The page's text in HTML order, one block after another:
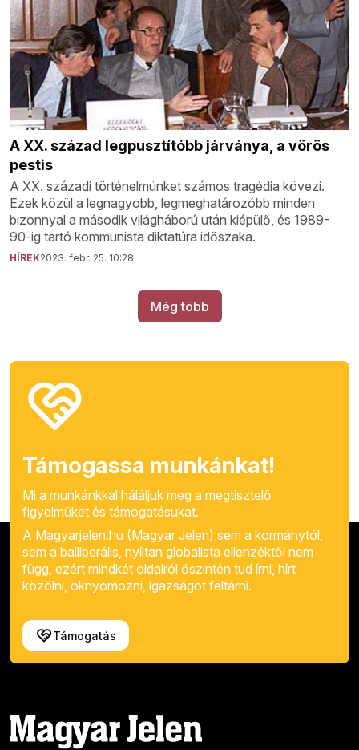
A XX. század legpusztítóbb járványa, a vörös
pestis
A XX. századi történelmünket számos tragédia kövezi.
Ezek közül a legnagyobb, legmeghatározóbb minden
bizonnyal a második világháború után kiépülő, és 1989-
90-ig tartó kommunista diktatúra időszaka.
HÍREK2023. febr. 25. 10:28
Még több
Támogassa munkánkat!
Mi a munkánkkal háláljuk meg a megtisztelő
figyelmüket és támogatásukat.
A Magyarjelen.hu (Magyar Jelen) sem a kormánytól,
sem a balliberális, nyíltan globalista ellenzéktől nem
függ, ezért mindkét oldalról őszintén tud írni, hírt
közölni, oknyomozni, igazságot feltárni.
Támogatás